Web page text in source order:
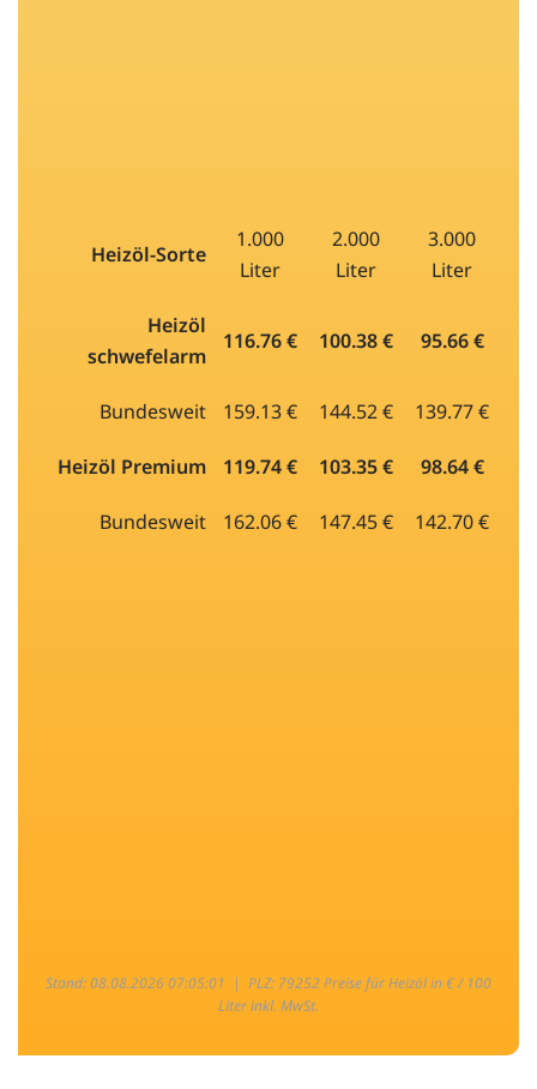
Heizöl-Sorte
1.000
Liter
2.000
Liter
3.000
Liter
Heizöl
schwefelarm
116.76 € 100.38 € 95.66 €
Bundesweit 159.13 € 144.52 € 139.77 €
Heizöl Premium 119.74 € 103.35 € 98.64 €
Bundesweit 162.06 € 147.45 € 142.70 €
Stand: 08.08.2026 07:05:01 | PLZ: 79252 Preise für Heizöl in € / 100
Liter inkl. MwSt.